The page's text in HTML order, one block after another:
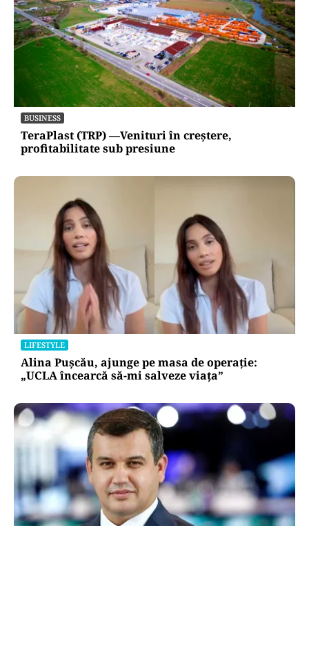
BUSINESS
TeraPlast (TRP) —Venituri în creștere,
profitabilitate sub presiune
LIFESTYLE
Alina Pușcău, ajunge pe masa de operație:
„UCLA încearcă să-mi salveze viața”